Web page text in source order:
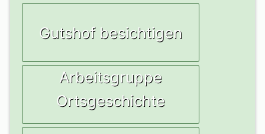
Gutshof besichtigen
Arbeitsgruppe
Ortsgeschichte